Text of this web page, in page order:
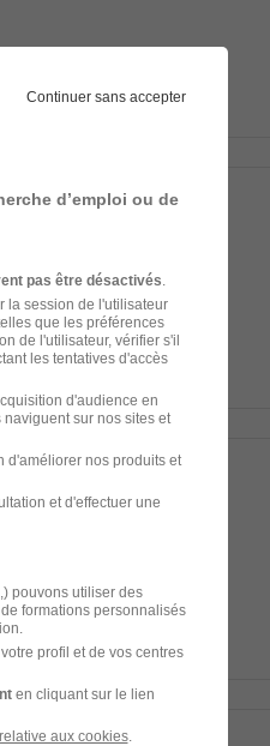
H/F
Continuer sans accepter
d’emploi ou de
pas être désactivés
la session de l'utilisateur
que les préférences
de l'utilisateur, vérifier s'il
les tentatives d'accès
d'audience en
sur nos sites et
d'améliorer nos produits et
et d'effectuer une
pouvons utiliser des
formations personnalisés
profil et de vos centres
en cliquant sur le lien
aux cookies.